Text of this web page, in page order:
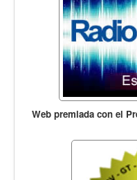
Web premiada con el